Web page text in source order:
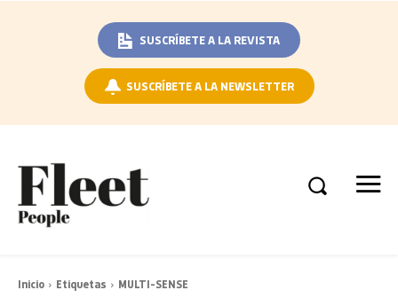
SUSCRÍBETE A LA REVISTA
SUSCRÍBETE A LA NEWSLETTER
Inicio Etiquetas MULTI-SENSE